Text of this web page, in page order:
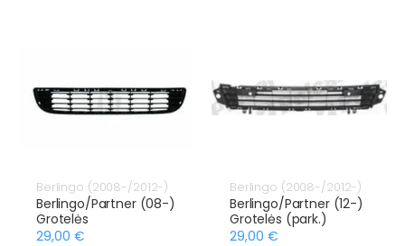
Berlingo (2008-/2012-)
Berlingo/Partner (08-)
Grotelės
29,00 €
Berlingo (2008-/2012-)
Berlingo/Partner (12-)
Grotelės (park.)
29,00 €